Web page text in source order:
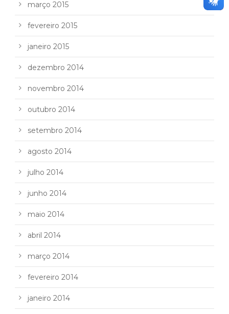
março 2015
fevereiro 2015
janeiro 2015
dezembro 2014
novembro 2014
outubro 2014
setembro 2014
agosto 2014
julho 2014
junho 2014
maio 2014
abril 2014
março 2014
fevereiro 2014
janeiro 2014